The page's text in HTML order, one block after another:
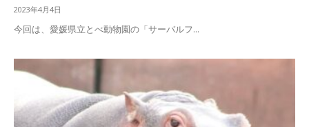
2023年4月4日
今回は、愛媛県立とべ動物園の「サーバルフ...